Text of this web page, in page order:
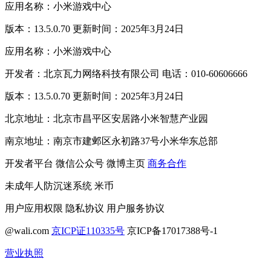
应用名称：小米游戏中心
版本：13.5.0.70 更新时间：2025年3月24日
应用名称：小米游戏中心
开发者：北京瓦力网络科技有限公司 电话：010-60606666
版本：13.5.0.70 更新时间：2025年3月24日
北京地址：北京市昌平区安居路小米智慧产业园
南京地址：南京市建邺区永初路37号小米华东总部
开发者平台 微信公众号 微博主页 商务合作
未成年人防沉迷系统 米币
用户应用权限 隐私协议 用户服务协议
@wali.com 京ICP证110335号 京ICP备17017388号-1
营业执照